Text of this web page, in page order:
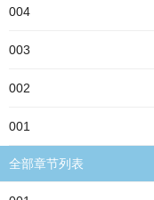
004
003
002
001
全部章节列表